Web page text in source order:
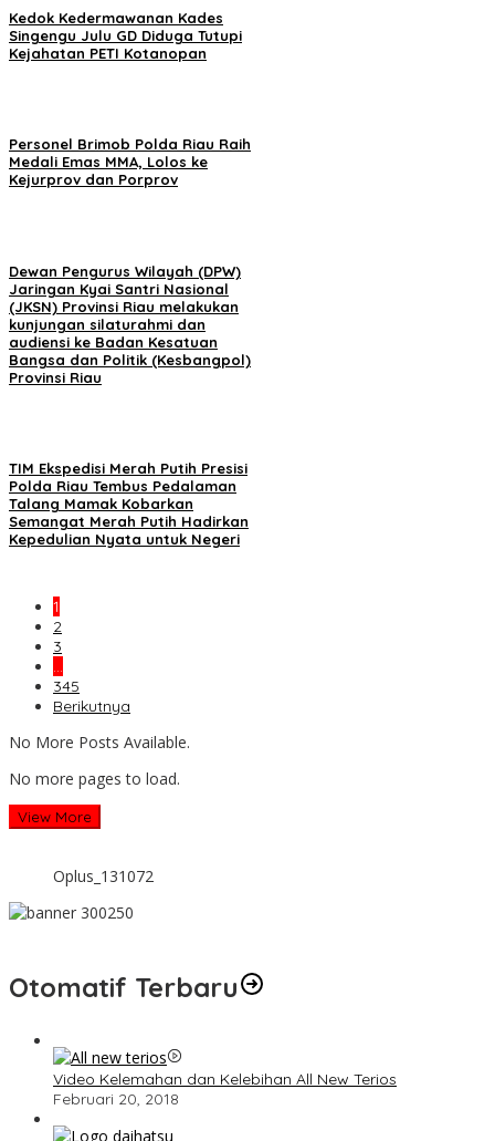
Kedok Kedermawanan Kades
Singengu Julu GD Diduga Tutupi
Kejahatan PETI Kotanopan
Personel Brimob Polda Riau Raih
Medali Emas MMA, Lolos ke
Kejurprov dan Porprov
Dewan Pengurus Wilayah (DPW)
Jaringan Kyai Santri Nasional
(JKSN) Provinsi Riau melakukan
kunjungan silaturahmi dan
audiensi ke Badan Kesatuan
Bangsa dan Politik (Kesbangpol)
Provinsi Riau
TIM Ekspedisi Merah Putih Presisi
Polda Riau Tembus Pedalaman
Talang Mamak Kobarkan
Semangat Merah Putih Hadirkan
Kepedulian Nyata untuk Negeri
1
2
3
…
345
Berikutnya
No More Posts Available.
No more pages to load.
View More
Oplus_131072
Otomatif Terbaru
Video Kelemahan dan Kelebihan All New Terios
Februari 20, 2018